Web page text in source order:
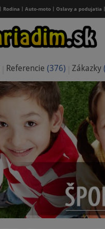
Rodina Auto-moto Oslavy a podujatia
Referencie (376) Zákazky